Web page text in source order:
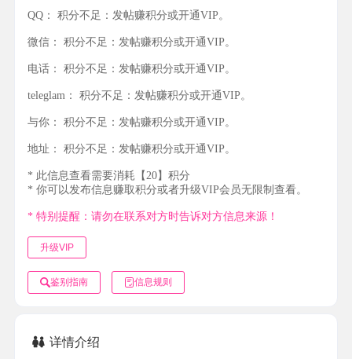
QQ： 积分不足：发帖赚积分或开通VIP。
微信： 积分不足：发帖赚积分或开通VIP。
电话： 积分不足：发帖赚积分或开通VIP。
teleglam： 积分不足：发帖赚积分或开通VIP。
与你： 积分不足：发帖赚积分或开通VIP。
地址： 积分不足：发帖赚积分或开通VIP。
* 此信息查看需要消耗【20】积分
* 你可以发布信息赚取积分或者升级VIP会员无限制查看。
* 特别提醒：请勿在联系对方时告诉对方信息来源！
升级VIP
鉴别指南 信息规则
详情介绍